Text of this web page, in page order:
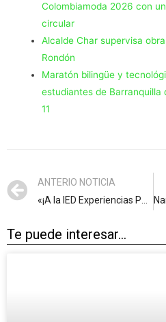
Colombiamoda 2026 con
circular
Alcalde Char supervisa
Rondón
Maratón bilingüe y
estudiantes de Barranquilla
11
ANTERIO NOTICIA
Te puede interesar...